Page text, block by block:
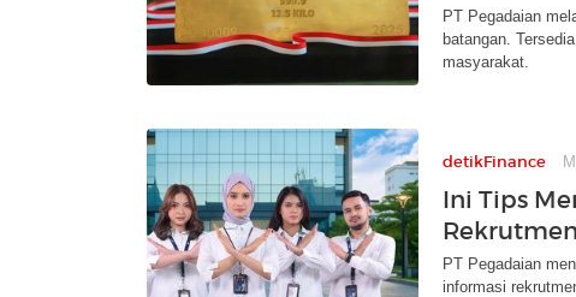
PT Pegadaian
batangan.
masyarakat.
detikFinance
Ini Tips
PT Pegadaian
informasi